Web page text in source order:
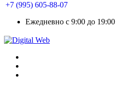
+7 (995) 605-88-07
Ежедневно с 9:00 до 19:00